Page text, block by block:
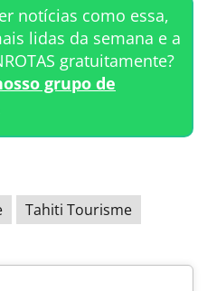
notícias como essa,
lidas da semana e a
gratuitamente?
grupo de
Tahiti Tourisme